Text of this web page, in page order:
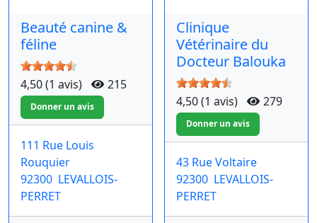
Beauté canine &
féline
4,50 (1 avis) 215
111 Rue Louis
Rouquier
92300 LEVALLOIS-
PERRET
Clinique
Vétérinaire du
Docteur Balouka
4,50 (1 avis) 279
43 Rue Voltaire
92300 LEVALLOIS-
PERRET